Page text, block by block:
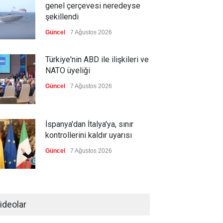
genel çerçevesi neredeyse
şekillendi
Güncel 7 Ağustos 2026
Türkiye'nin ABD ile ilişkileri ve
NATO üyeliği
Güncel 7 Ağustos 2026
İspanya'dan İtalya'ya, sınır
kontrollerini kaldır uyarısı
Güncel 7 Ağustos 2026